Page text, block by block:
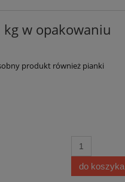
w opakowaniu
produkt również pianki
do koszyka